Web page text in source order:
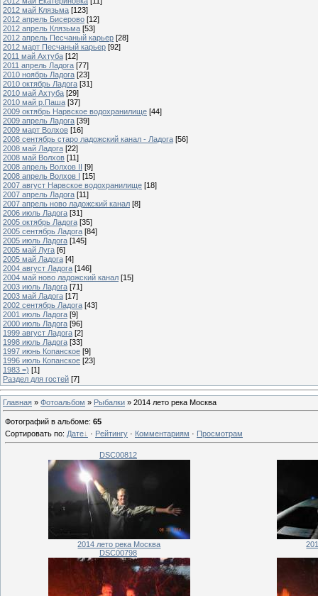
2012 май Клязьма [123]
2012 апрель Бисерово [12]
2012 апрель Клязьма [53]
2012 апрель Песчаный карьер [28]
2012 март Песчаный карьер [92]
2011 май Ахтуба [12]
2011 апрель Ладога [77]
2010 ноябрь Ладога [23]
2010 октябрь Ладога [31]
2010 май Ахтуба [29]
2010 май р.Паша [37]
2009 октябрь Нарвское водохранилище [44]
2009 апрель Ладога [39]
2009 март Волхов [16]
2008 сентябрь старо ладожский канал - Ладога [56]
2008 май Ладога [22]
2008 май Волхов [11]
2008 апрель Волхов II [9]
2008 апрель Волхов I [15]
2007 август Нарвское водохранилище [18]
2007 апрель Ладога [11]
2007 апрель ново ладожский канал [8]
2006 июль Ладога [31]
2005 октябрь Ладога [35]
2005 сентябрь Ладога [84]
2005 июль Ладога [145]
2005 май Луга [6]
2005 май Ладога [4]
2004 август Ладога [146]
2004 май ново ладожский канал [15]
2003 июль Ладога [71]
2003 май Ладога [17]
2002 сентябрь Ладога [43]
2001 июль Ладога [9]
2000 июль Ладога [96]
1999 август Ладога [2]
1998 июль Ладога [33]
1997 июнь Копанское [9]
1996 июль Копанское [23]
1983 =) [1]
Раздел для гостей [7]
Главная » Фотоальбом » Рыбалки » 2014 лето река Москва
Фотографий в альбоме: 65
Сортировать по: Дате · Рейтингу · Комментариям · Просмотрам
DSC00812
2014 лето река Москва
DSC00798